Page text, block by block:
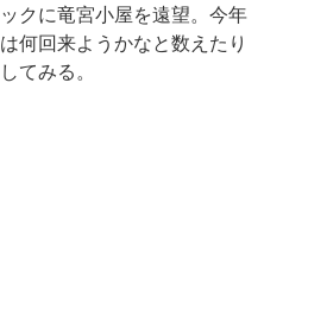
ックに竜宮小屋を遠望。今年
は何回来ようかなと数えたり
してみる。